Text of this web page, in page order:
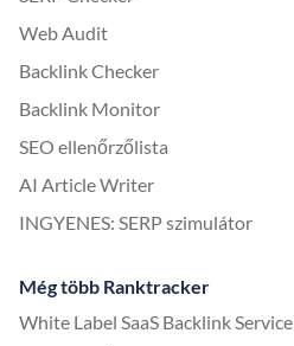
Web Audit
Backlink Checker
Backlink Monitor
SEO ellenőrzőlista
AI Article Writer
INGYENES: SERP szimulátor
Még több Ranktracker
White Label SaaS Backlink Service